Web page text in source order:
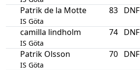
Patrik de la Motte
IS Göta
83 DNF
camilla lindholm
IS Göta
74 DNF
Patrik Olsson
IS Göta
70 DNF